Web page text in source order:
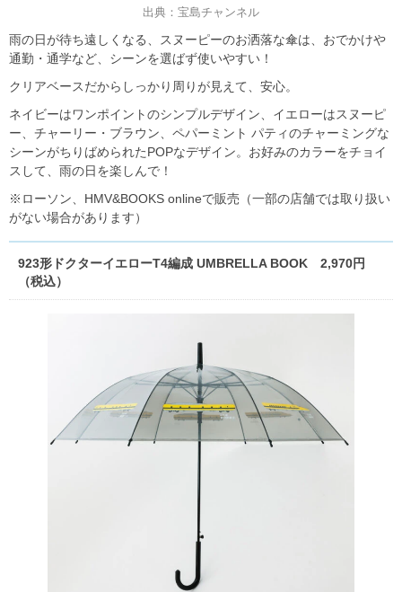
出典：宝島チャンネル
雨の日が待ち遠しくなる、スヌーピーのお洒落な傘は、おでかけや
通勤・通学など、シーンを選ばず使いやすい！
クリアベースだからしっかり周りが見えて、安心。
ネイビーはワンポイントのシンプルデザイン、イエローはスヌーピ
ー、チャーリー・ブラウン、ペパーミント パティのチャーミングな
シーンがちりばめられたPOPなデザイン。お好みのカラーをチョイ
スして、雨の日を楽しんで！
※ローソン、HMV&BOOKS onlineで販売（一部の店舗では取り扱い
がない場合があります）
923形ドクターイエローT4編成 UMBRELLA BOOK 2,970円
（税込）